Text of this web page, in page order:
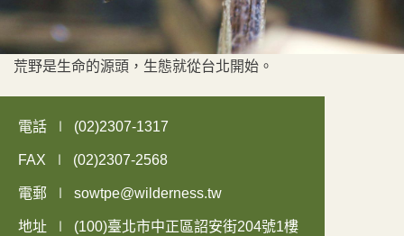
荒野是生命的源頭，生態就從台北開始。
電話 (02)2307-1317
FAX (02)2307-2568
電郵 sowtpe@wilderness.tw
地址 (100)臺北市中正區詔安街204號1樓